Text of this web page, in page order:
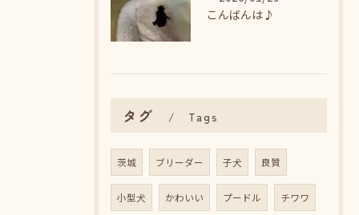
こんばんは♪
タグ Tags
茨城 ブリーダー 子犬 良質
小型犬 かわいい プードル チワワ